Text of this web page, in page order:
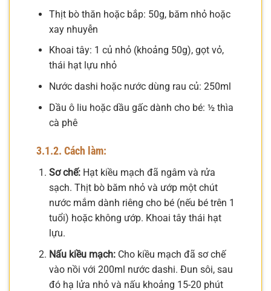
Thịt bò thăn hoặc bắp: 50g, băm nhỏ hoặc
xay nhuyễn
Khoai tây: 1 củ nhỏ (khoảng 50g), gọt vỏ,
thái hạt lựu nhỏ
Nước dashi hoặc nước dùng rau củ: 250ml
Dầu ô liu hoặc dầu gấc dành cho bé: ½ thìa
cà phê
3.1.2. Cách làm:
Sơ chế:Hạt kiều mạch đã ngâm và rửa
sạch. Thịt bò băm nhỏ và ướp một chút
nước mắm dành riêng cho bé (nếu bé trên 1
tuổi) hoặc không ướp. Khoai tây thái hạt
lựu.
Nấu kiều mạch:Cho kiều mạch đã sơ chế
vào nồi với 200ml nước dashi. Đun sôi, sau
đó hạ lửa nhỏ và nấu khoảng 15-20 phút